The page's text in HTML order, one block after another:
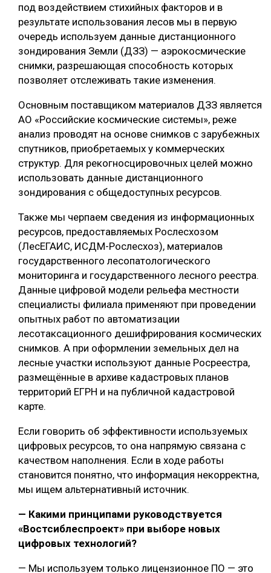
под воздействием стихийных факторов и в
результате использования лесов мы в первую
очередь используем данные дистанционного
зондирования Земли (ДЗЗ) — аэрокосмические
снимки, разрешающая способность которых
позволяет отслеживать такие изменения.
Основным поставщиком материалов ДЗЗ является
АО «Российские космические системы», реже
анализ проводят на основе снимков с зарубежных
спутников, приобретаемых у коммерческих
структур. Для рекогносцировочных целей можно
использовать данные дистанционного
зондирования с общедоступных ресурсов.
Также мы черпаем сведения из информационных
ресурсов, предоставляемых Рослесхозом
(ЛесЕГАИС, ИСДМ-Рослесхоз), материалов
государственного лесопатологического
мониторинга и государственного лесного реестра.
Данные цифровой модели рельефа местности
специалисты филиала применяют при проведении
опытных работ по автоматизации
лесотаксационного дешифрирования космических
снимков. А при оформлении земельных дел на
лесные участки используют данные Росреестра,
размещённые в архиве кадастровых планов
территорий ЕГРН и на публичной кадастровой
карте.
Если говорить об эффективности используемых
цифровых ресурсов, то она напрямую связана с
качеством наполнения. Если в ходе работы
становится понятно, что информация некорректна,
мы ищем альтернативный источник.
— Какими принципами руководствуется
«Востсиблеспроект» при выборе новых
цифровых технологий?
— Мы используем только лицензионное ПО — это